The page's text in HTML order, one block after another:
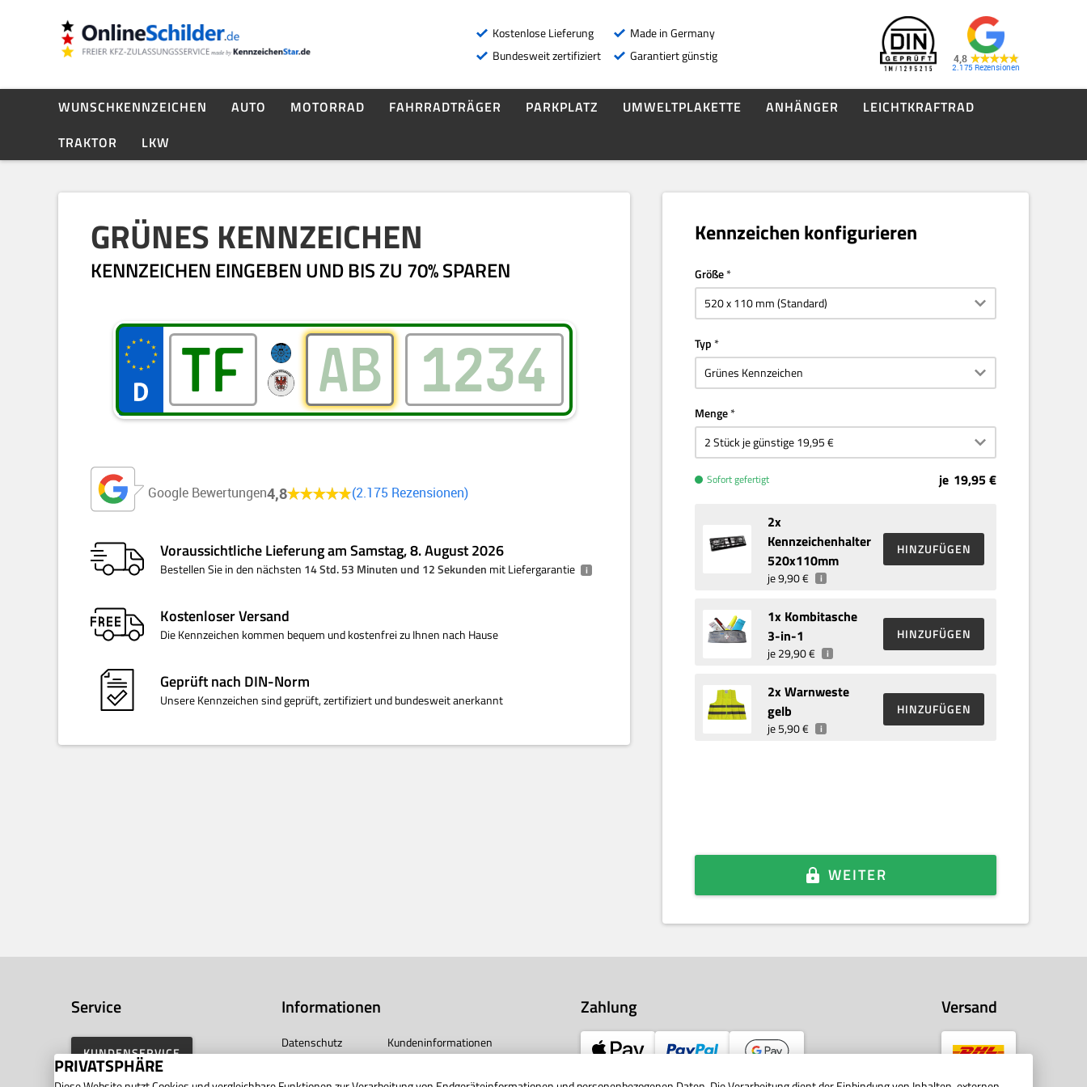
Kostenlose Lieferung
Bundesweit zertifiziert
Made in Germany
Garantiert günstig
4,8
2.175
WUNSCHKENNZEICHEN AUTO MOTORRAD FAHRRADTRÄGER PARKPLATZ UMWELTPLAKETTE ANHÄNGER
LEICHTKRAFTRAD
TRAKTOR
LKW
GRÜNES KENNZEICHEN
KENNZEICHEN EINGEBEN UND BIS ZU 70% SPAREN
Google Bewertungen4,8 2.175 Rezensionen
Voraussichtliche Lieferung amSamstag, 8. August 2026
Bestellen Siein den nächsten 14 Std. 53 Minuten und 12 Sekunden mit Liefergarantie i
KostenloserVersand
Die Kennzeichen kommen bequem und kostenfrei zu Ihnen nach Hause
Geprüft nach DIN-Norm
Unsere Kennzeichen sind geprüft, zertifiziert und bundesweit anerkannt
Kennzeichen konfigurieren
Größe
Typ
Menge
Sofort gefertigt je 19,95 €
2x
Kennzeichenhalter
520x110mm
je9,90 € i
HINZUFÜGEN
1x Kombitasche
3-in-1
je29,90 € i
HINZUFÜGEN
2x Warnweste
gelb
je5,90 € i
HINZUFÜGEN
WEITER
Service
KUNDENSERVICE
Informationen
Datenschutz
Kundeninformationen
Zahlung Versand
PRIVATSPHÄRE